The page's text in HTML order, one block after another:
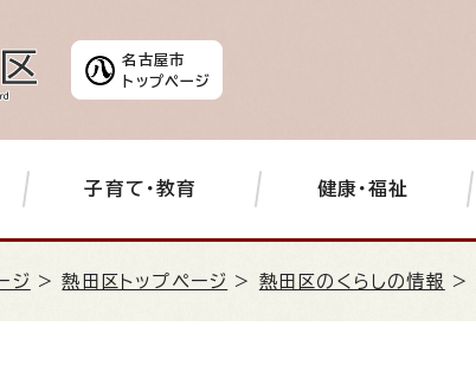
名古屋市
トップページ
子育て・教育 健康・福祉
ジ >熱田区トップページ > 熱田区のくらしの情報 >